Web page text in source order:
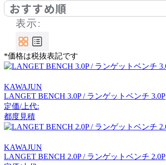
cosine
コサイン
クラッシュクラッシュプ
ロジェクト
DULTON
ダルトン
おすすめ順
表示:
*価格は税抜表記です
KAWAJUN
LANGET BENCH 3.0P / ランゲットベンチ 3.0P
定価/上代:
都度見積
KAWAJUN
LANGET BENCH 2.0P / ランゲットベンチ 2.0P